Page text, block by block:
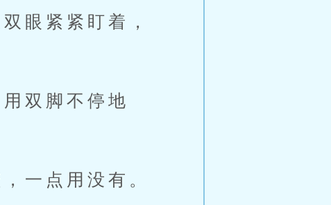
眼紧紧盯着，
双脚不停地
一点用没有。